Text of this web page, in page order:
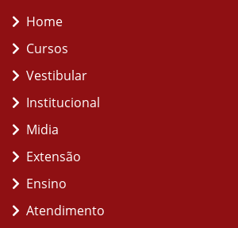
Home
Cursos
Vestibular
Institucional
Midia
Extensão
Ensino
Atendimento